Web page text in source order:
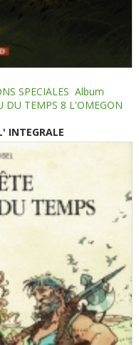
SPECIALES Album
DU TEMPS 8 L'OMEGON
INTEGRALE